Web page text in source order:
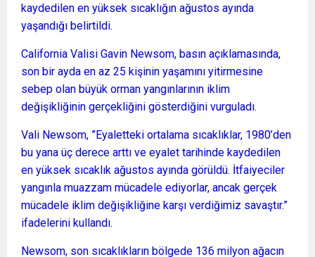
kaydedilen en yüksek sıcaklığın ağustos ayında
yaşandığı belirtildi.
California Valisi Gavin Newsom, basın açıklamasında,
son bir ayda en az 25 kişinin yaşamını yitirmesine
sebep olan büyük orman yangınlarının iklim
değişikliğinin gerçekliğini gösterdiğini vurguladı.
Vali Newsom, ”Eyaletteki ortalama sıcaklıklar, 1980’den
bu yana üç derece arttı ve eyalet tarihinde kaydedilen
en yüksek sıcaklık ağustos ayında görüldü. İtfaiyeciler
yangınla muazzam mücadele ediyorlar, ancak gerçek
mücadele iklim değişikliğine karşı verdiğimiz savaştır.”
ifadelerini kullandı.
Newsom, son sıcaklıkların bölgede 136 milyon ağacın